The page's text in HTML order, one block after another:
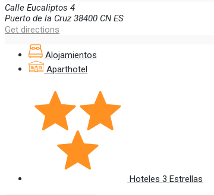
Calle Eucaliptos 4
Puerto de la Cruz 38400 CN ES
Get directions
Alojamientos
Aparthotel
Hoteles 3 Estrellas